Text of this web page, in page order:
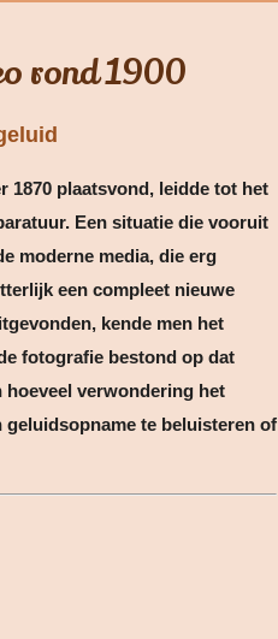
rond 1900
1870 plaatsvond, leidde tot het
Een situatie die vooruit
moderne media, die erg
een compleet nieuwe
kende men het
fotografie bestond op dat
hoeveel verwondering het
geluidsopname te beluisteren of